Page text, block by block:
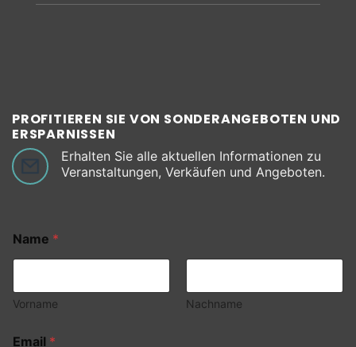
PROFITIEREN SIE VON SONDERANGEBOTEN UND
ERSPARNISSEN
Erhalten Sie alle aktuellen Informationen zu
Veranstaltungen, Verkäufen und Angeboten.
Name *
Vorname Nachname
Email *